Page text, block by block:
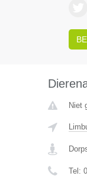
Niet
Tel: